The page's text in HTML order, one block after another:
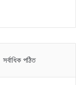
সর্বাধিক পঠিত